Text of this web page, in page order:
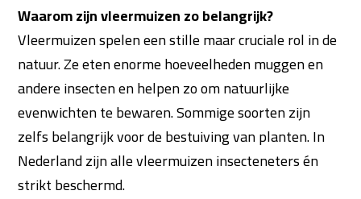
Waarom zijn vleermuizen zo belangrijk?
Vleermuizen spelen een stille maar cruciale rol in de
natuur. Ze eten enorme hoeveelheden muggen en
andere insecten en helpen zo om natuurlijke
evenwichten te bewaren. Sommige soorten zijn
zelfs belangrijk voor de bestuiving van planten. In
Nederland zijn alle vleermuizen insecteneters én
strikt beschermd.